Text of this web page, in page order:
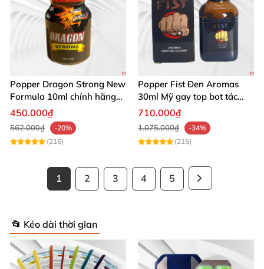
Popper Dragon Strong New
Formula 10ml chính hãng
Mỹ dành cho Top Bot
450.000₫
562.000₫
-20%
(216)
Popper Fist Đen Aromas
30ml Mỹ gay top bot tác
dụng mạnh
710.000₫
1.075.000₫
-34%
(215)
1 2 3 4 5
📂 Kéo dài thời gian